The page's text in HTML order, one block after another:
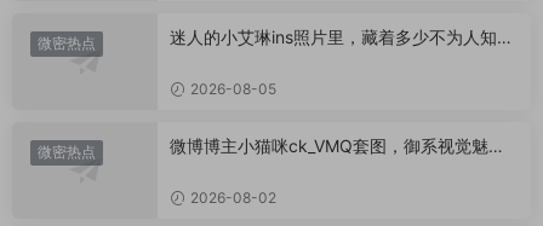
微密热点
迷人的小艾琳ins照片里，藏着多少不为人知的
2026-08-05
微密热点
微博博主小猫咪ck_VMQ套图，御系视觉魅力
2026-08-02